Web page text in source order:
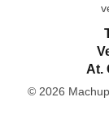
At.
© 2026